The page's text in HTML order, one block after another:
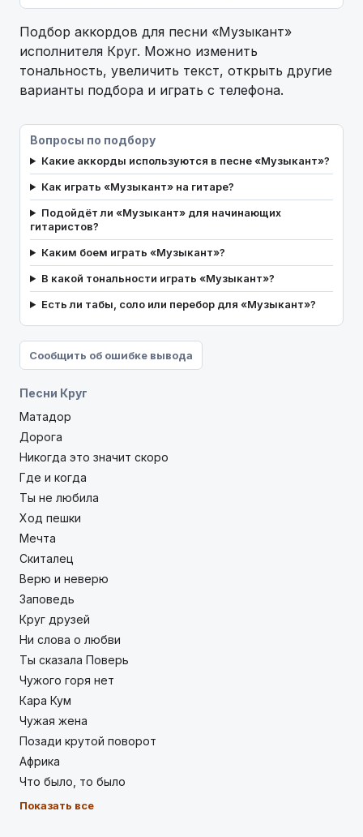
Песни Круг
Матадор
Дорога
Никогда это значит скоро
Где и когда
Ты не любила
Ход пешки
Мечта
Скиталец
Верю и неверю
Заповедь
Круг друзей
Ни слова о любви
Ты сказала Поверь
Чужого горя нет
Кара Кум
Чужая жена
Позади крутой поворот
Африка
Что было, то было
Показать все
Сообщить об ошибке вывода
Подбор аккордов для песни «Музыкант»
исполнителя Круг. Можно изменить
тональность, увеличить текст, открыть другие
варианты подбора и играть с телефона.
Вопросы по подбору
Какие аккорды используются в песне «Музыкант»?
Как играть «Музыкант» на гитаре?
Подойдёт ли «Музыкант» для начинающих
гитаристов?
Каким боем играть «Музыкант»?
В какой тональности играть «Музыкант»?
Есть ли табы, соло или перебор для «Музыкант»?